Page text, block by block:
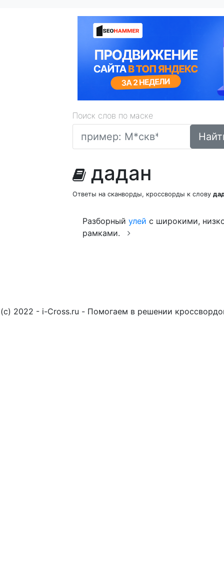
Поиск слов по маске
дадан
Ответы на сканворды, кроссворды к слову
Разборный улей с широкими,
рамками.
(c) 2022 - i-Cross.ru - Помогаем в решении